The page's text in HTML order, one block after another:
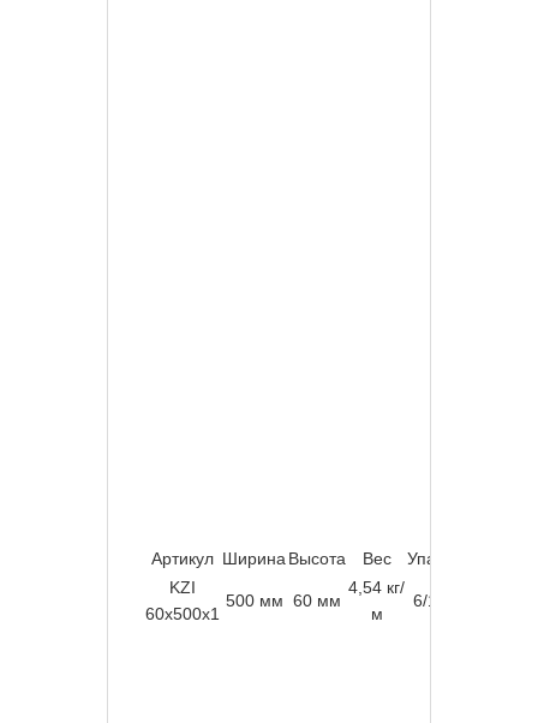
Артикул Ширина Высота Вес Упаковка
KZI
60x500x1
500 мм 60 мм
4,54 кг/
м
6/108 м